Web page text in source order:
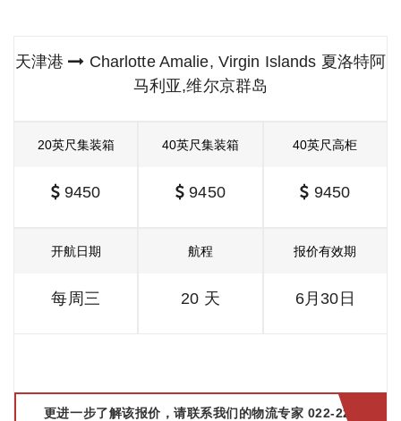
天津港
Charlotte Amalie, Virgin Islands 夏洛特阿
马利亚,维尔京群岛
20英尺集装箱
9450
40英尺集装箱
9450
40英尺高柜
9450
开航日期
每周三
航程
20 天
报价有效期
6月30日
更进一步了解该报价，请联系我们的物流专家 022-2299